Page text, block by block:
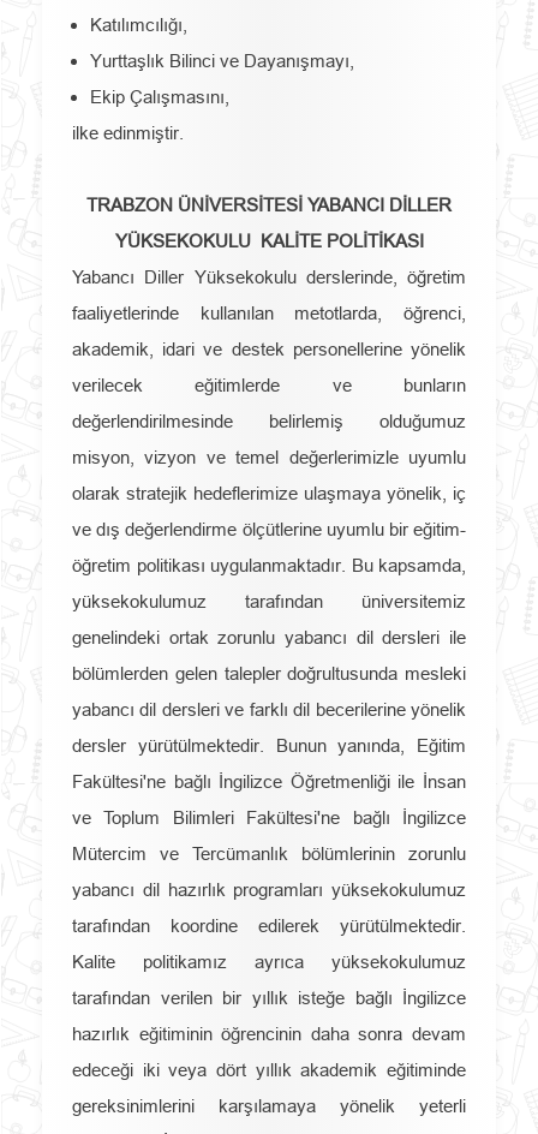
Katılımcılığı,
Yurttaşlık Bilinci ve Dayanışmayı,
Ekip Çalışmasını,
ilke edinmiştir.
TRABZON ÜNİVERSİTESİ YABANCI DİLLER
YÜKSEKOKULU KALİTE POLİTİKASI
Yabancı Diller Yüksekokulu derslerinde, öğretim
faaliyetlerinde kullanılan metotlarda, öğrenci,
akademik, idari ve destek personellerine yönelik
verilecek eğitimlerde ve bunların
değerlendirilmesinde belirlemiş olduğumuz
misyon, vizyon ve temel değerlerimizle uyumlu
olarak stratejik hedeflerimize ulaşmaya yönelik, iç
ve dış değerlendirme ölçütlerine uyumlu bir eğitim-
öğretim politikası uygulanmaktadır. Bu kapsamda,
yüksekokulumuz tarafından üniversitemiz
genelindeki ortak zorunlu yabancı dil dersleri ile
bölümlerden gelen talepler doğrultusunda mesleki
yabancı dil dersleri ve farklı dil becerilerine yönelik
dersler yürütülmektedir. Bunun yanında, Eğitim
Fakültesi'ne bağlı İngilizce Öğretmenliği ile İnsan
ve Toplum Bilimleri Fakültesi'ne bağlı İngilizce
Mütercim ve Tercümanlık bölümlerinin zorunlu
yabancı dil hazırlık programları yüksekokulumuz
tarafından koordine edilerek yürütülmektedir.
Kalite politikamız ayrıca yüksekokulumuz
tarafından verilen bir yıllık isteğe bağlı İngilizce
hazırlık eğitiminin öğrencinin daha sonra devam
edeceği iki veya dört yıllık akademik eğitiminde
gereksinimlerini karşılamaya yönelik yeterli